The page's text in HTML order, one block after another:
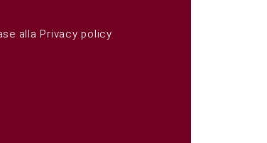
allaPrivacy policy